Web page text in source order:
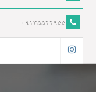
09135544955